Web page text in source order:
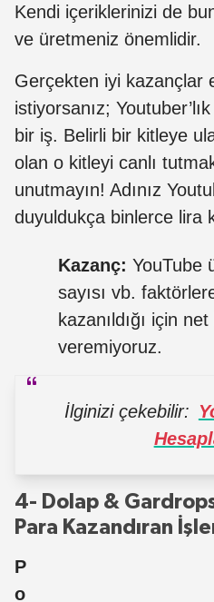
Kendi içeriklerinizi de
ve üretmeniz önemlidir.
Gerçekten iyi kazançlar
istiyorsanız;
bir iş. Belirli bir kitleye
olan o kitleyi canlı
unutmayın! Adınız
duyuldukça binlerce lira
Kazanç: YouTube
sayısı vb.
kazanıldığı için
veremiyoruz.
İlginizi çekebilir:
4- Dolap &
Para Kazandıran
P
o